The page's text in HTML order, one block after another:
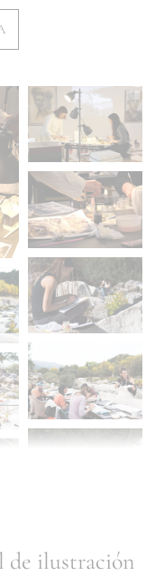
de ilustración